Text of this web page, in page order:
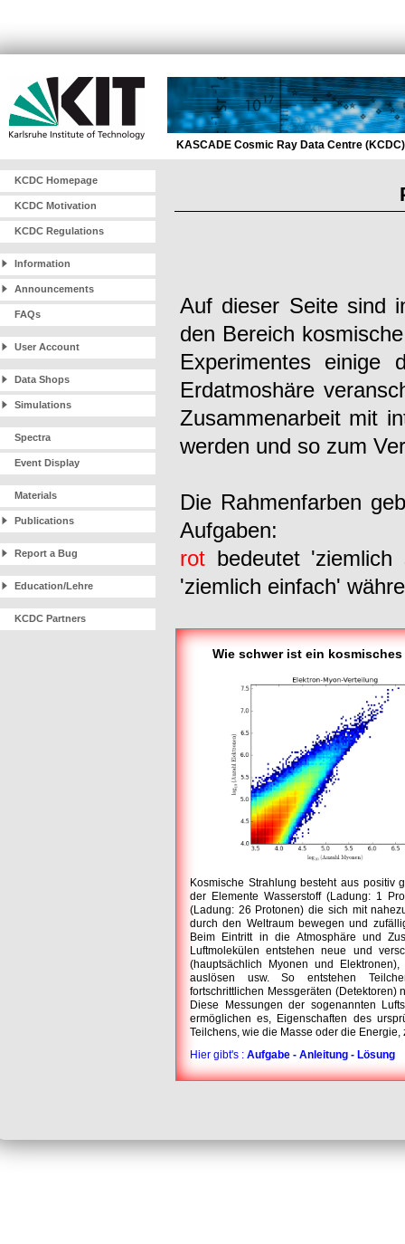
KASCADE Cosmic Ray Data Centre (KCDC)
KCDC Homepage
KCDC Motivation
KCDC Regulations
Information
Announcements
FAQs
User Account
Data Shops
Simulations
Spectra
Event Display
Materials
Publications
Report a Bug
Education/Lehre
KCDC Partners
Auf dieser Seite sind
den Bereich
Experimentes einige
Erdatmoshäre
Zusammenarbeit mit
werden und so zum
Die Rahmenfarben
Aufgaben:
rot bedeutet
'ziemlich einfach'
Wie schwer ist ein
Kosmische Strahlung besteht aus positiv
der Elemente Wasserstoff (Ladung: 1
(Ladung: 26 Protonen) die sich mit
durch den Weltraum bewegen und
Beim Eintritt in die Atmosphäre und
Luftmolekülen entstehen neue und
(hauptsächlich Myonen und
auslösen usw. So entstehen
fortschrittlichen Messgeräten (Detektoren)
Diese Messungen der sogenannten
ermöglichen es, Eigenschaften des
Teilchens, wie die Masse oder die Energie,
Hier gibt's : Aufgabe - Anleitung - Lösung